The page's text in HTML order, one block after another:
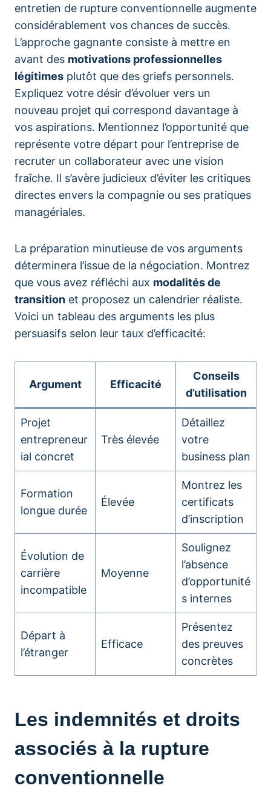
entretien de rupture conventionnelle augmente
considérablement vos chances de succès.
L’approche gagnante consiste à mettre en
avant des motivations professionnelles
légitimes plutôt que des griefs personnels.
Expliquez votre désir d’évoluer vers un
nouveau projet qui correspond davantage à
vos aspirations. Mentionnez l’opportunité que
représente votre départ pour l’entreprise de
recruter un collaborateur avec une vision
fraîche. Il s’avère judicieux d’éviter les critiques
directes envers la compagnie ou ses pratiques
managériales.
La préparation minutieuse de vos arguments
déterminera l’issue de la négociation. Montrez
que vous avez réfléchi aux modalités de
transition et proposez un calendrier réaliste.
Voici un tableau des arguments les plus
persuasifs selon leur taux d’efficacité:
Argument Efficacité
Conseils
d’utilisation
Projet
entrepreneur
ial concret
Très élevée
Détaillez
votre
business plan
Formation
longue durée
Élevée
Montrez les
certificats
d’inscription
Évolution de
carrière
incompatible
Moyenne
Soulignez
l’absence
d’opportunité
s internes
Départ à
l’étranger
Efficace
Présentez
des preuves
concrètes
Les indemnités et droits
associés à la rupture
conventionnelle